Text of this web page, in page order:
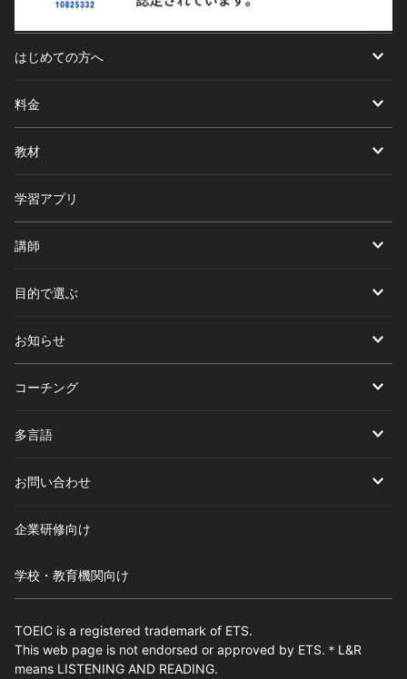
はじめての方へ
料金
教材
学習アプリ
講師
目的で選ぶ
お知らせ
コーチング
多言語
お問い合わせ
企業研修向け
学校・教育機関向け
TOEIC is a registered trademark of ETS.
This web page is not endorsed or approved by ETS.＊L&R
means LISTENING AND READING.